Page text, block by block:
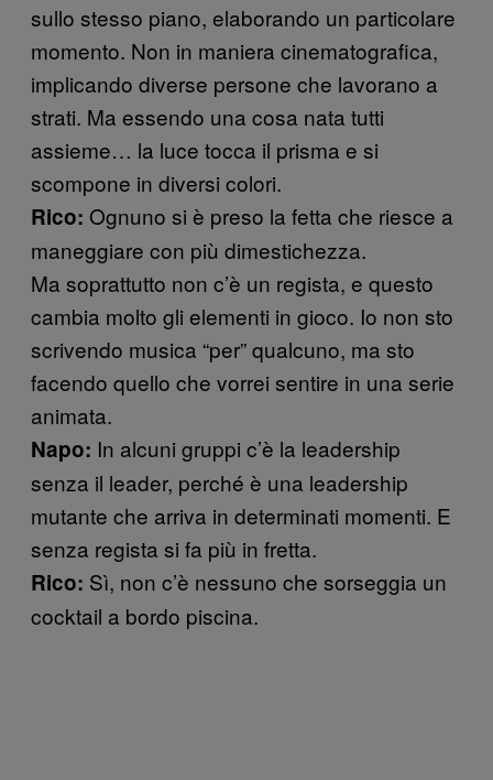
sullo stesso piano, elaborando un particolare
momento. Non in maniera cinematografica,
implicando diverse persone che lavorano a
strati. Ma essendo una cosa nata tutti
assieme… la luce tocca il prisma e si
scompone in diversi colori.
Rico: Ognuno si è preso la fetta che riesce a
maneggiare con più dimestichezza.
Ma soprattutto non c’è un regista, e questo
cambia molto gli elementi in gioco. Io non sto
scrivendo musica “per” qualcuno, ma sto
facendo quello che vorrei sentire in una serie
animata.
Napo: In alcuni gruppi c’è la leadership
senza il leader, perché è una leadership
mutante che arriva in determinati momenti. E
senza regista si fa più in fretta.
Rico: Sì, non c’è nessuno che sorseggia un
cocktail a bordo piscina.